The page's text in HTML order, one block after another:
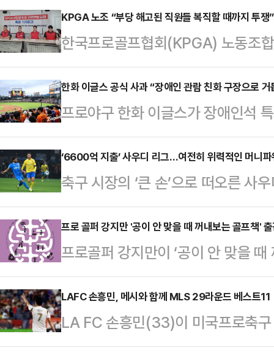
KPGA 노조 “부당 해고된 직원들 복직할 때까지 투쟁”
한국프로골프협회(KPGA) 노동조
까지 투쟁을 이어갈 뜻을 밝혔다
한 민주노총 서비스연맹 서비스일
과 함께 기자회견을 열고 해고 사유
“대회 유치에 성과를 내지 못한다
전가하며 해고부터 단행했다”며 이
씨의 가혹행위 사건 공론화에 대한
원 A씨는 지난해 말 직장 …
한화 이글스 공식 사과 “장애인 관람 친화 구장으로 거
프로야구 한화 이글스가 장애인석
구단은 19일 공식 사과문을 발표하
장애인 여러분을 세심하게 배려하
다”라고 전했다.구단 측은 “이번
인과 장애인 가족, 그리고 사회적
구장으로 탈바꿈시켜나갈 계획”이
단체와 함께 시설 개선을 위한 협의
서 장애인 팬 여러분들의…
‘6600억 지출’ 사우디 리그…여전히 위력적인 머니
축구 시장의 ‘큰 손’으로 떠오른 사
의 돈을 사용하며 선수 수집에 열을
전체 클럽이 이적시장에 사용한
선수들 면면 또한 화려하다.알 카디
테기를 데려오는데 6825만 유로(
펠릭스, 엔조 밀리엇, 킹슬리 코망,
으로 활동 중인 선수들이 대거 사우
가장 …
프로 골퍼 강지만 '공이 안 맞을 때 꺼내보는 골프책'
프로골퍼 강지만이 ‘공이 안 맞을
지만이 프로 데뷔 전부터 20년 넘
험담들을 토대로 재구성한 자기계
카데미를 운영하고 여러 사람을 지
제목은 ‘세상에서 가장 쉬운 골프의
LAFC 손흥민, 메시와 함께 MLS 29라운드 베스트11
LA FC 손흥민(33)이 미국프로축
로 라운드 베스트11에 선정됐다